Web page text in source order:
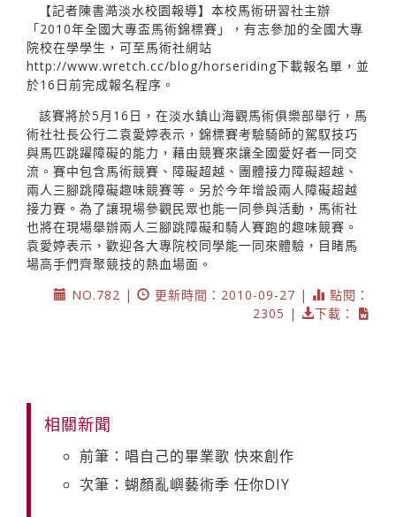
【記者陳書澔淡水校園報導】本校馬術研習社主辦
「2010年全國大專盃馬術錦標賽」，有志參加的全國大專
院校在學學生，可至馬術社網站
http://www.wretch.cc/blog/horseriding下載報名單，並
於16日前完成報名程序。
該賽將於5月16日，在淡水鎮山海觀馬術俱樂部舉行，馬
術社社長公行二袁愛婷表示，錦標賽考驗騎師的駕馭技巧
與馬匹跳躍障礙的能力，藉由競賽來讓全國愛好者一同交
流。賽中包含馬術競賽、障礙超越、團體接力障礙超越、
兩人三腳跳障礙趣味競賽等。另於今年增設兩人障礙超越
接力賽。為了讓現場參觀民眾也能一同參與活動，馬術社
也將在現場舉辦兩人三腳跳障礙和騎人賽跑的趣味競賽。
袁愛婷表示，歡迎各大專院校同學能一同來體驗，目睹馬
場高手們齊聚競技的熱血場面。
NO.782 |
更新時間：2010-09-27 |
點閱：
2305 |
下載：
相關新聞
前筆：唱自己的畢業歌 快來創作
次筆：蝴顏亂嶼藝術季 任你DIY